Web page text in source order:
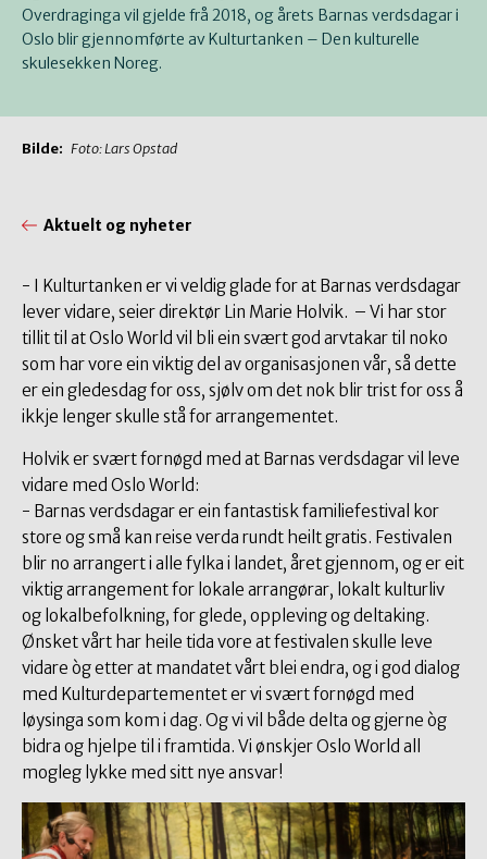
Overdraginga vil gjelde frå 2018, og årets Barnas verdsdagar i
Oslo blir gjennomførte av Kulturtanken – Den kulturelle
skulesekken Noreg.
Bilde: Foto: Lars Opstad
Aktuelt og nyheter
- I Kulturtanken er vi veldig glade for at Barnas verdsdagar
lever vidare, seier direktør Lin Marie Holvik. – Vi har stor
tillit til at Oslo World vil bli ein svært god arvtakar til noko
som har vore ein viktig del av organisasjonen vår, så dette
er ein gledesdag for oss, sjølv om det nok blir trist for oss å
ikkje lenger skulle stå for arrangementet.
Holvik er svært fornøgd med at Barnas verdsdagar vil leve
vidare med Oslo World:
- Barnas verdsdagar er ein fantastisk familiefestival kor
store og små kan reise verda rundt heilt gratis. Festivalen
blir no arrangert i alle fylka i landet, året gjennom, og er eit
viktig arrangement for lokale arrangørar, lokalt kulturliv
og lokalbefolkning, for glede, oppleving og deltaking.
Ønsket vårt har heile tida vore at festivalen skulle leve
vidare òg etter at mandatet vårt blei endra, og i god dialog
med Kulturdepartementet er vi svært fornøgd med
løysinga som kom i dag. Og vi vil både delta og gjerne òg
bidra og hjelpe til i framtida. Vi ønskjer Oslo World all
mogleg lykke med sitt nye ansvar!